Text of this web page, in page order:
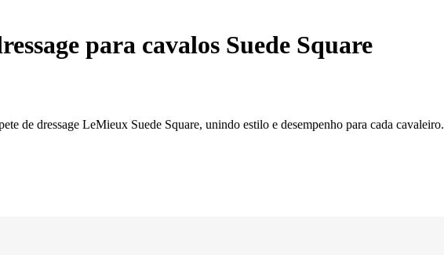
para cavalos Suede Square
de dressage LeMieux Suede Square, unindo estilo e desempenho para cada cavaleiro.